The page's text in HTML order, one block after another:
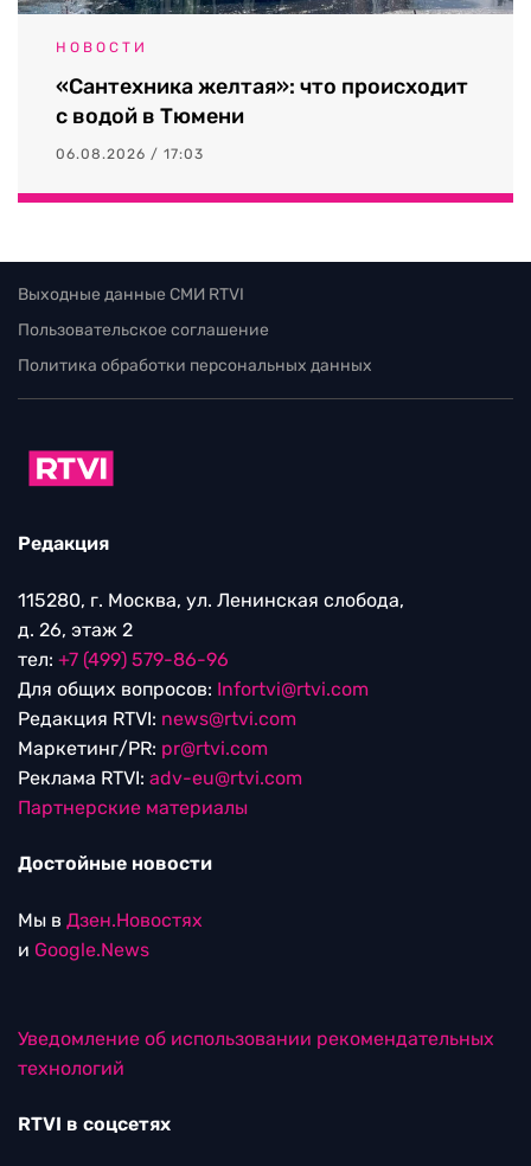
НОВОСТИ
«Сантехника желтая»: что происходит
с водой в Тюмени
06.08.2026 / 17:03
Выходные данные СМИ RTVI
Пользовательское соглашение
Политика обработки персональных данных
Редакция
115280, г. Москва, ул. Ленинская слобода,
д. 26, этаж 2
тел: +7 (499) 579-86-96
Для общих вопросов: Infortvi@rtvi.com
Редакция RTVI: news@rtvi.com
Маркетинг/PR: pr@rtvi.com
Реклама RTVI: adv-eu@rtvi.com
Партнерские материалы
Достойные новости
Мы в Дзен.Новостях
и Google.News
Уведомление об использовании рекомендательных
технологий
RTVI в соцсетях